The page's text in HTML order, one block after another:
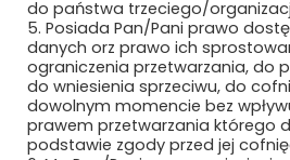
LDZ RITOSA SASTAVA
LEDATEL SP. Z O.O. I
LIFTON POLSKA SP. Z O.O.
do państwa trzeciego/
5. Posiada Pan/Pani prawo
danych orz prawo ich
ograniczenia przetwarzania, do
do wniesienia sprzeciwu, do
dowolnym momencie bez
prawem przetwarzania którego
podstawie zgody przed jej